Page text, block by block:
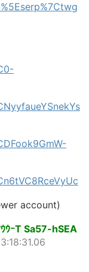
account)
ｳｰT Sa57-hSEA